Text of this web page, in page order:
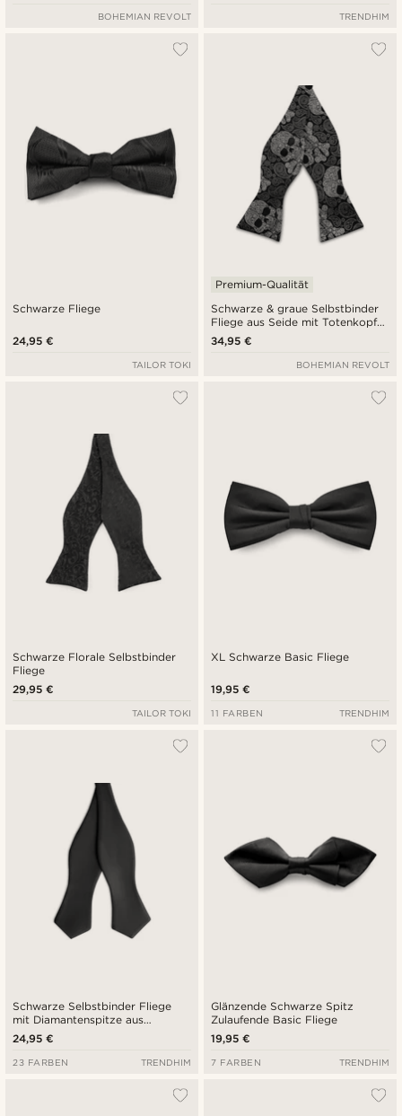
BOHEMIAN REVOLT TRENDHIM
Schwarze Fliege
24,95 €
TAILOR TOKI
Schwarze & graue Selbstbinder
Fliege aus Seide mit Totenkopf-
Paisleymuster
Premium-Qualität
34,95 €
BOHEMIAN REVOLT
Schwarze Florale Selbstbinder
Fliege
29,95 €
TAILOR TOKI
XL Schwarze Basic Fliege
19,95 €
11 FARBEN TRENDHIM
Schwarze Selbstbinder Fliege
mit Diamantenspitze aus
Grosgrain
24,95 €
23 FARBEN TRENDHIM
Glänzende Schwarze Spitz
Zulaufende Basic Fliege
19,95 €
7 FARBEN TRENDHIM